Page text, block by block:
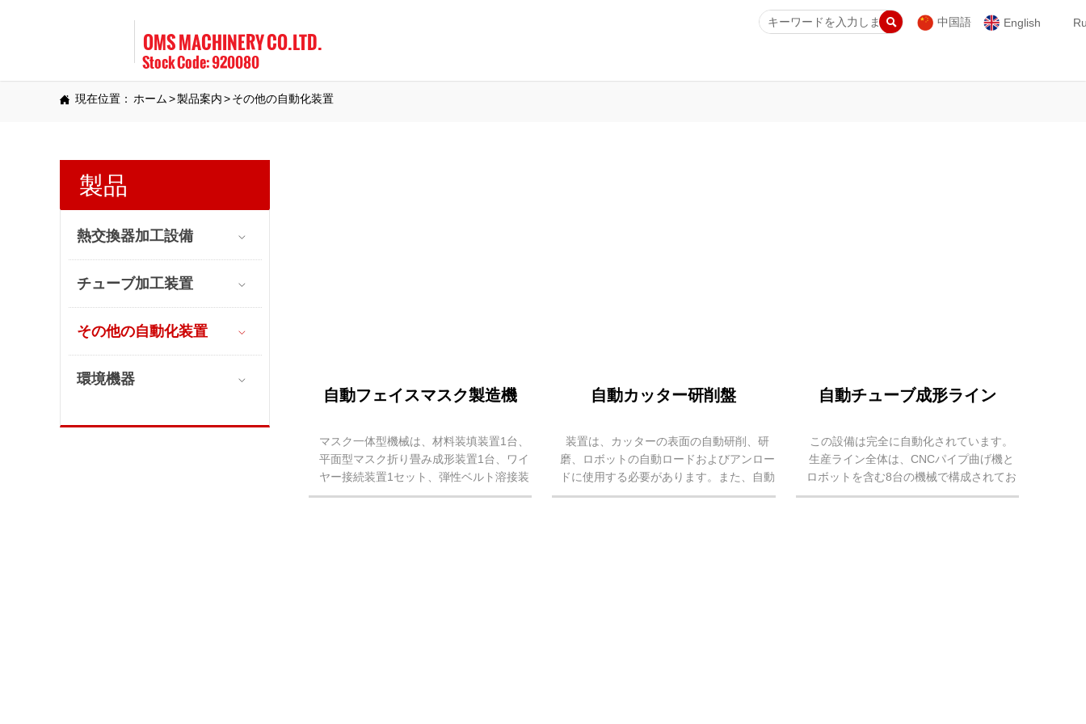
OMS MACHINERY CO.LTD.
中国語 English

Stock Code: 920080
 現在位置： ホーム>製品案内>その他の自動化装置
熱交換器加工設備 
チューブ加工装置 
その他の自動化装置 
環境機器 
製品
自動フェイスマスク製造機
マスク一体型機械は、材料装填装置1台、
平面型マスク折り畳み成形装置1台、ワイ
ヤー接続装置1セット、弾性ベルト溶接装
置2台で構成されています。これにより、
自動カッター研削盤
装置は、カッターの表面の自動研削、研
磨、ロボットの自動ロードおよびアンロー
ドに使用する必要があります。また、自動
統合研削処理用の多機能自動カッター水研
自動チューブ成形ライン
この設備は完全に自動化されています。
生産ライン全体は、CNCパイプ曲げ機と
ロボットを含む8台の機械で構成されてお
り、円形、正方形、特殊形状のアルミニウ